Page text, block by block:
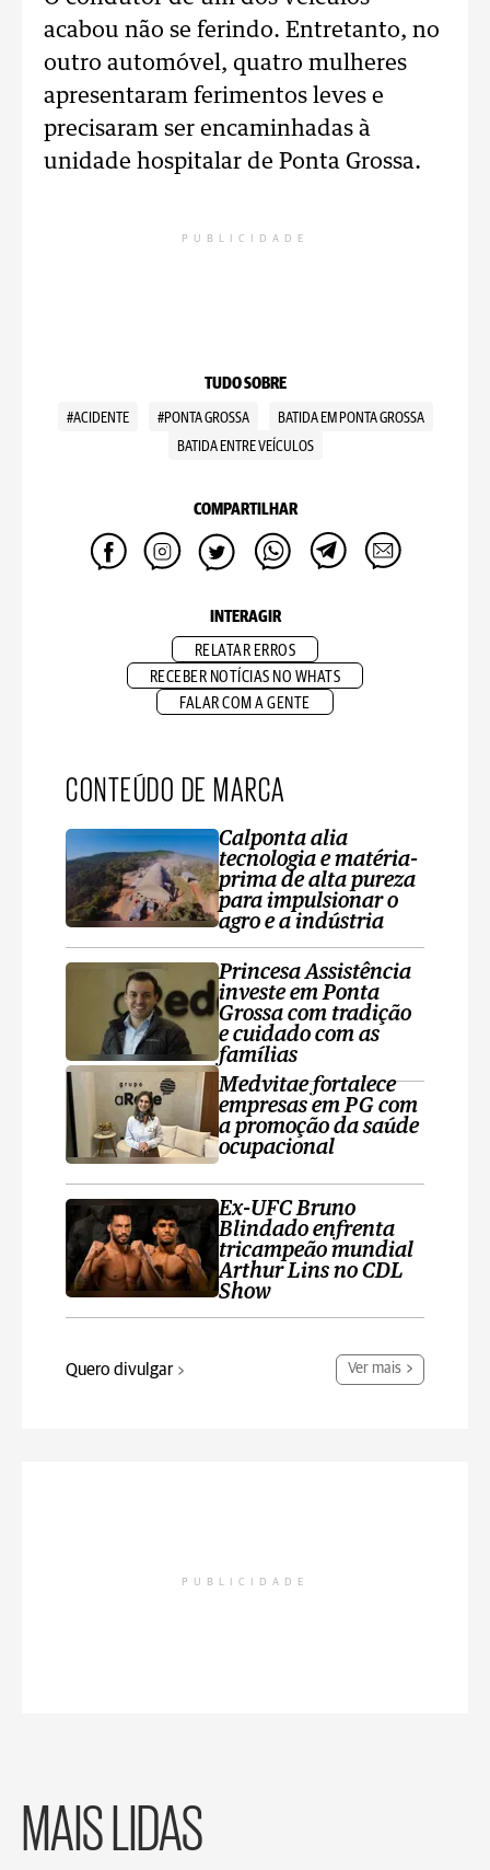
acabou não se ferindo. Entretanto, no
outro automóvel, quatro mulheres
apresentaram ferimentos leves e
precisaram ser encaminhadas à
unidade hospitalar de Ponta Grossa.
PUBLICIDADE
TUDO SOBRE
#ACIDENTE #PONTA GROSSA
BATIDA EM PONTA GROSSA
BATIDA ENTRE VEÍCULOS
COMPARTILHAR
INTERAGIR
RELATAR ERROS
RECEBER NOTÍCIAS NO WHATS
FALAR COM A GENTE
CONTEÚDO DE MARCA
Calponta alia
tecnologia e matéria-
prima de alta pureza
para impulsionar o
agro e a indústria
Princesa Assistência
investe em Ponta
Grossa com tradição
e cuidado com as
famílias
Medvitae fortalece
empresas em PG com
a promoção da saúde
ocupacional
Ex-UFC Bruno
Blindado enfrenta
tricampeão mundial
Arthur Lins no CDL
Show
Quero divulgar Ver mais
PUBLICIDADE
MAIS LIDAS